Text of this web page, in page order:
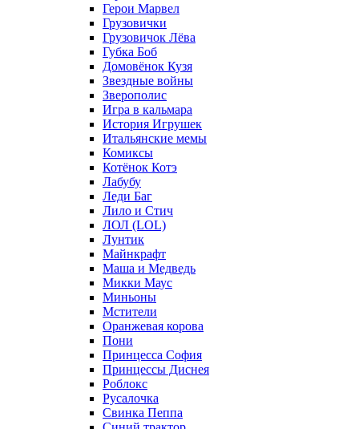
Герои Марвел
Грузовички
Грузовичок Лёва
Губка Боб
Домовёнок Кузя
Звездные войны
Зверополис
Игра в кальмара
История Игрушек
Итальянские мемы
Комиксы
Котёнок Котэ
Лабубу
Леди Баг
Лило и Стич
ЛОЛ (LOL)
Лунтик
Майнкрафт
Маша и Медведь
Микки Маус
Миньоны
Мстители
Оранжевая корова
Пони
Принцесса София
Принцессы Диснея
Роблокс
Русалочка
Свинка Пеппа